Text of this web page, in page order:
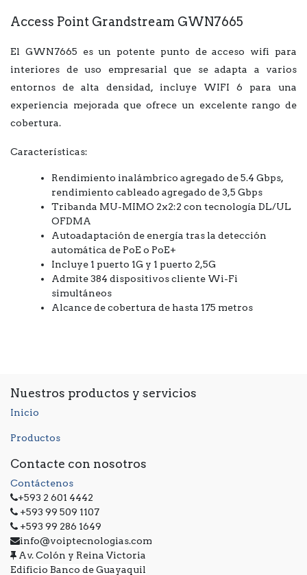
Access Point Grandstream GWN7665
El GWN7665 es un potente punto de acceso wifi para
interiores de uso empresarial que se adapta a varios
entornos de alta densidad, incluye WIFI 6 para una
experiencia mejorada que ofrece un excelente rango de
cobertura.
Características:
Rendimiento inalámbrico agregado de 5.4 Gbps,
rendimiento cableado agregado de 3,5 Gbps
Tribanda MU-MIMO 2x2:2 con tecnología DL/UL
OFDMA
Autoadaptación de energía tras la detección
automática de PoE o PoE+
Incluye 1 puerto 1G y 1 puerto 2,5G
Admite 384 dispositivos cliente Wi-Fi
simultáneos
Alcance de cobertura de hasta 175 metros
Nuestros productos y servicios
Inicio
Productos
Contacte con nosotros
Contáctenos
+593 2 601 4442
+593 99 509 1107
+593 99 286 1649
info@voiptecnologias.com
Av. Colón y Reina Victoria
Edificio Banco de Guayaquil